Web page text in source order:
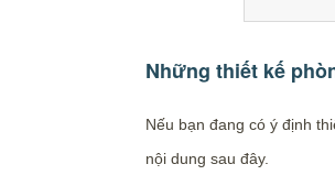
Những thiết kế
Nếu bạn đang có ý định
nội dung sau đây.